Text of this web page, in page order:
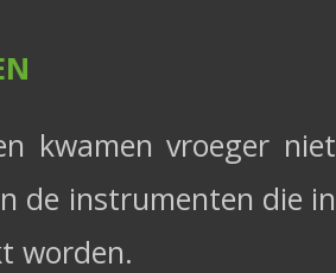
kwamen vroeger niet
de instrumenten die in
worden.